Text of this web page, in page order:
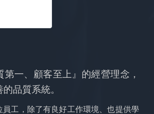
第一、顧客至上』的經營理念，
品質系統。
員工，除了有良好工作環境、也提供學